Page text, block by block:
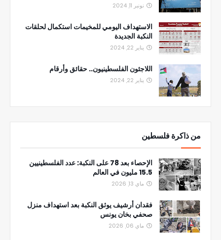
نونبر 11, 2024
الاستهداف اليومي للمخيمات استكمال لحلقات
النكبة الجديدة
يناير 22, 2024
اللاجئون الفلسطينيون.. حقائق وأرقام
يناير 22, 2024
من ذاكرة فلسطين
الإحصاء بعد 78 على النكبة: عدد الفلسطينيين
15.5 مليون في العالم
ماي 13, 2026
فقدان أرشيف يوثق النكبة بعد استهداف منزل
صحفي بخان يونس
ماي 06, 2026